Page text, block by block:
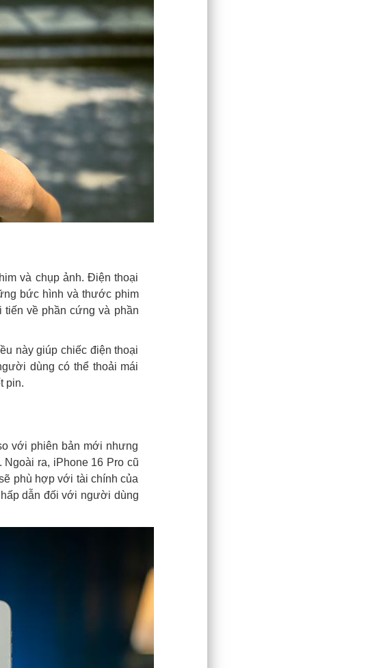
và chụp ảnh. Điện thoại
bức hình và thước phim
về phần cứng và phần
này giúp chiếc điện thoại
dùng có thể thoải mái
pin.
với phiên bản mới nhưng
ra, iPhone 16 Pro cũ
phù hợp với tài chính của
dẫn đối với người dùng